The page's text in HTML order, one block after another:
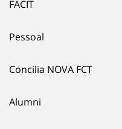
FACIT
Pessoal
Concilia NOVA FCT
Alumni